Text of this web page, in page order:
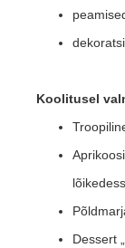
Koolitusel
Dessert